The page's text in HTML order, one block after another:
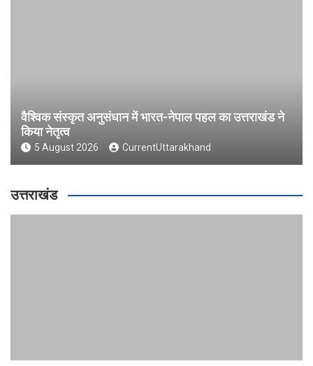
वैश्विक संस्कृत अनुसंधान में भारत-नेपाल पहल का उत्तराखंड ने
किया नेतृत्व
5 August 2026 CurrentUttarakhand
उत्तराखंड